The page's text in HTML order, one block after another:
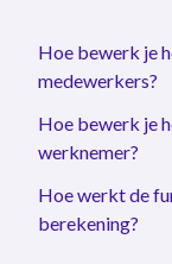
Hoe bewerk je
medewerkers?
Hoe bewerk je
werknemer?
Hoe werkt de
berekening?